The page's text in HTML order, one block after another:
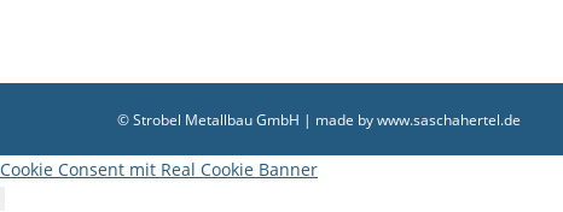
© Strobel Metallbau GmbH | made bywww.saschahertel.de
Cookie Consent mit Real Cookie Banner